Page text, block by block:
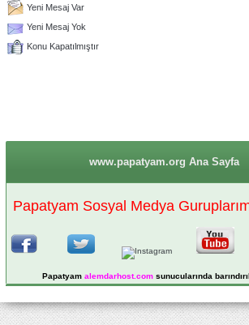
Yeni Mesaj Var
Yeni Mesaj Yok
Konu Kapatılmıştır
www.papatyam.org Ana Sayfa
Papatyam Sosyal Medya
Papatyam alemdarhost.comsunucularında